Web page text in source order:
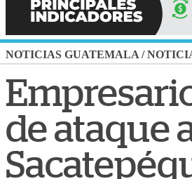
NOTICIAS GUATEMALA /
de ataque